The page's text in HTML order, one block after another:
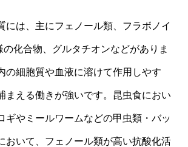
には、主にフェノール類、フラボノイ
の化合物、グルタチオンなどがありま
の細胞質や血液に溶けて作用しやす
まえる働きが強いです。昆虫食におい
ギやミールワームなどの甲虫類・バッ
おいて、フェノール類が高い抗酸化活